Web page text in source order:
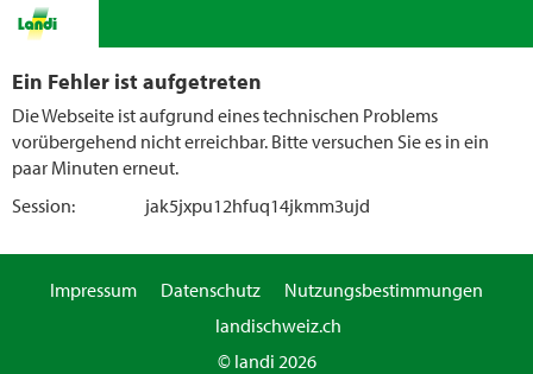
Ein Fehler ist aufgetreten
Die Webseite ist aufgrund eines technischen Problems
vorübergehend nicht erreichbar. Bitte versuchen Sie es in ein
paar Minuten erneut.
Session:
jak5jxpu12hfuq14jkmm3ujd
Impressum Datenschutz
Nutzungsbestimmungen
landischweiz.ch
© landi 2026